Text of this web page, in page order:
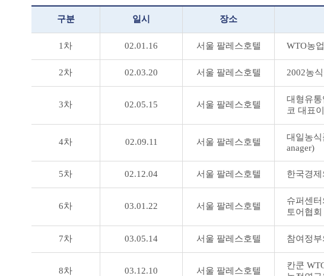
구분 일시 장소
1차 02.01.16 서울 팔레스호텔 WTO농
2차 02.03.20 서울 팔레스호텔 2002농
3차 02.05.15 서울 팔레스호텔
대형유
코 대표
4차 02.09.11 서울 팔레스호텔
대일농식
anager)
5차 02.12.04 서울 팔레스호텔 한국경
6차 03.01.22 서울 팔레스호텔
슈퍼센
토어협
7차 03.05.14 서울 팔레스호텔 참여정
8차 03.12.10 서울 팔레스호텔
칸쿤